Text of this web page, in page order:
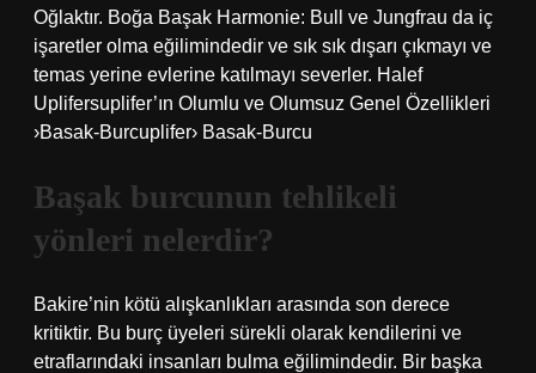
Oğlaktır. Boğa Başak Harmonie: Bull ve Jungfrau da iç
işaretler olma eğilimindedir ve sık sık dışarı çıkmayı ve
temas yerine evlerine katılmayı severler. Halef
Uplifersuplifer’ın Olumlu ve Olumsuz Genel Özellikleri
›Basak-Burcuplifer› Basak-Burcu
Başak burcunun tehlikeli
yönleri nelerdir?
Bakire’nin kötü alışkanlıkları arasında son derece
kritiktir. Bu burç üyeleri sürekli olarak kendilerini ve
etraflarındaki insanları bulma eğilimindedir. Bir başka